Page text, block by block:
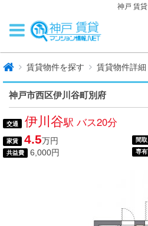
神戸 賃貸
賃貸物件を探す 賃貸物件詳細
神戸市西区伊川谷町別府
交通 伊川谷駅 バス20分
家賃 4.5万円
共益費 6,000円
間取
専